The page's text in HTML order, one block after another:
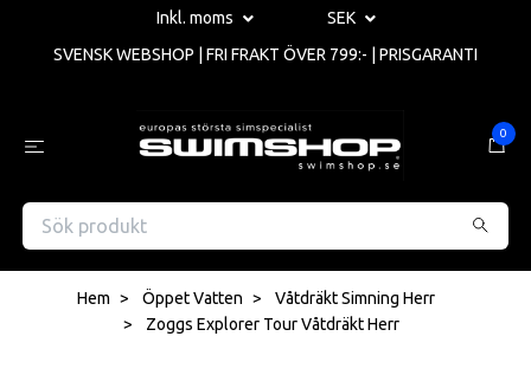
Inkl. moms
SEK
SVENSK WEBSHOP | FRI FRAKT ÖVER 799:- | PRISGARANTI
0
Hem Öppet Vatten
Våtdräkt Simning Herr
Zoggs Explorer Tour Våtdräkt Herr